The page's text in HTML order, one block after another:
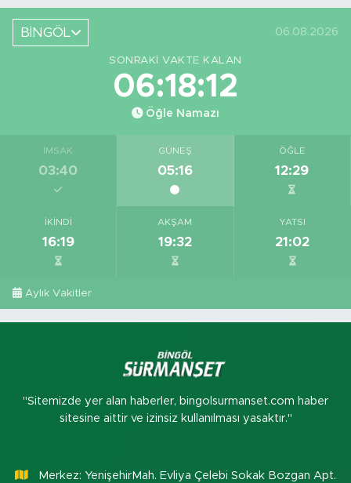
BİNGÖL 06.08.2026
SONRAKI VAKTE KALAN
06:18:11
Öğle Namazı
İMSAK
03:40
GÜNEŞ
05:16
ÖĞLE
12:29
İKINDI
16:19
AKŞAM
19:32
YATSI
21:02
Aylık Vakitler
"Sitemizde yer alan haberler, bingolsurmanset.com haber
sitesine aittir ve izinsiz kullanılması yasaktır."
Merkez: YenişehirMah. Evliya Çelebi Sokak Bozgan Apt.